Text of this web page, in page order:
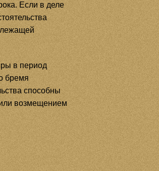
Если в деле
в период
бремя
способны
возмещением